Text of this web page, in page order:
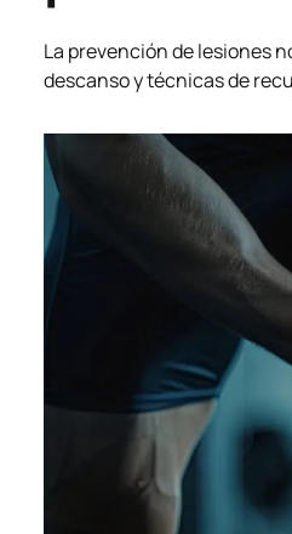
La prevención de lesiones
descanso y técnicas de